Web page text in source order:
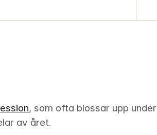
, som ofta blossar upp under
av året.